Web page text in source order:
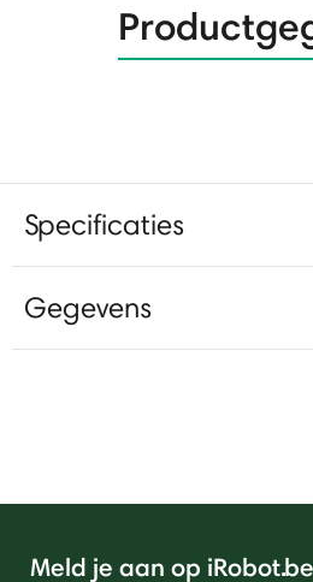
Specificaties
Gegevens
Meld je aan op